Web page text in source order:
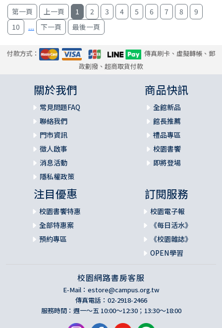
1 2 3 4 5 6 7 8
9
10
...
付款方式：
傳真刷卡、虛擬轉帳、郵
政劃撥、超商取貨付款
關於我們
常見問題FAQ
聯絡我們
門市資訊
徵人啟事
消息活動
隱私權政策
商品快訊
全館新品
館長推薦
禮品專區
校園書饗
即將登場
注目優惠
校園書饗特惠
全部特惠案
預約專區
訂閱服務
校園電子報
《每日活水》
《校園雜誌》
OPEN學習
校園網路書房客服
E-Mail： estore@campus.org.tw
傳真電話：02-2918-2466
服務時間：週一～五 10:00～12:30；13:30～18:00